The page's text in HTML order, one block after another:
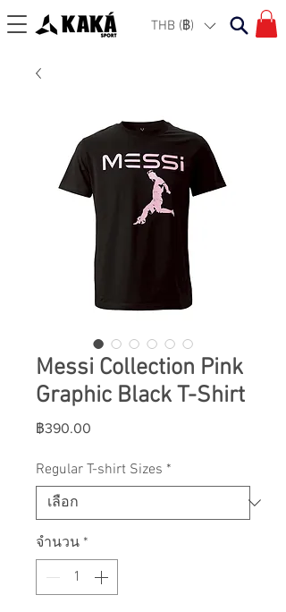
THB (฿)
Messi Collection Pink
Graphic Black T-Shirt
฿390.00
Regular T-shirt Sizes *
จำนวน *